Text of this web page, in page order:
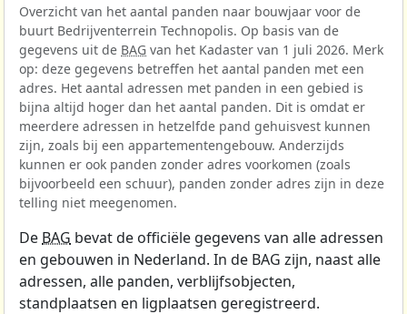
Overzicht van het aantal panden naar bouwjaar voor de
buurt Bedrijventerrein Technopolis. Op basis van de
gegevens uit de BAG van het Kadaster van 1 juli 2026. Merk
op: deze gegevens betreffen het aantal panden met een
adres. Het aantal adressen met panden in een gebied is
bijna altijd hoger dan het aantal panden. Dit is omdat er
meerdere adressen in hetzelfde pand gehuisvest kunnen
zijn, zoals bij een appartementengebouw. Anderzijds
kunnen er ook panden zonder adres voorkomen (zoals
bijvoorbeeld een schuur), panden zonder adres zijn in deze
telling niet meegenomen.
De BAG bevat de officiële gegevens van alle adressen
en gebouwen in Nederland. In de BAG zijn, naast alle
adressen, alle panden, verblijfsobjecten,
standplaatsen en ligplaatsen geregistreerd.